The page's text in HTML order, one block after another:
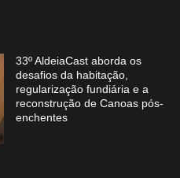
33º AldeiaCast aborda os
desafios da habitação,
regularização fundiária e a
reconstrução de Canoas pós-
enchentes